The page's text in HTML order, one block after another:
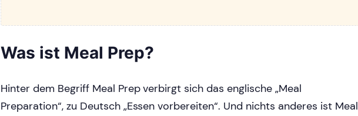
Was ist Meal Prep?
Hinter dem Begriff Meal Prep verbirgt sich das englische „Meal
Preparation“, zu Deutsch „Essen vorbereiten“. Und nichts anderes ist Meal